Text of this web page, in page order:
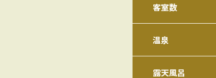
客室数
温泉
露天風呂